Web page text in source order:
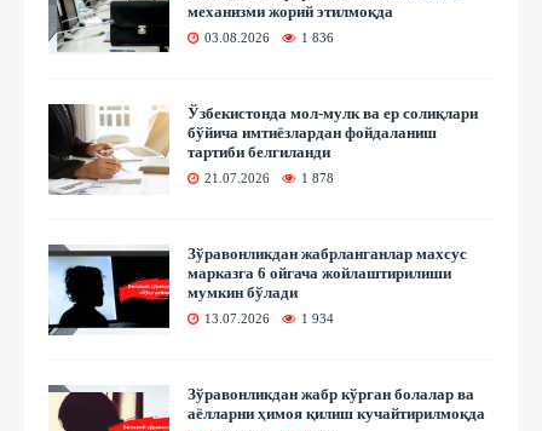
механизми жорий этилмоқда
03.08.2026 1 836
Ўзбекистонда мол-мулк ва ер солиқлари
бўйича имтиёзлардан фойдаланиш
тартиби белгиланди
21.07.2026 1 878
Зўравонликдан жабрланганлар махсус
марказга 6 ойгача жойлаштирилиши
мумкин бўлади
13.07.2026 1 934
Зўравонликдан жабр кўрган болалар ва
аёлларни ҳимоя қилиш кучайтирилмоқда